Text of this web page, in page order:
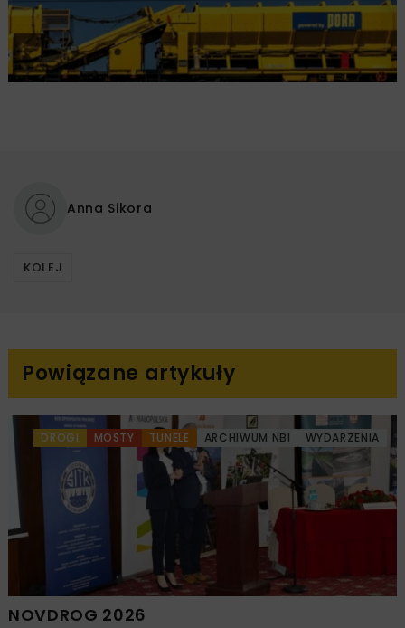
Anna Sikora
KOLEJ
Powiązane artykuły
DROGI MOSTY TUNELE ARCHIWUM NBI WYDARZENIA
NOVDROG 2026